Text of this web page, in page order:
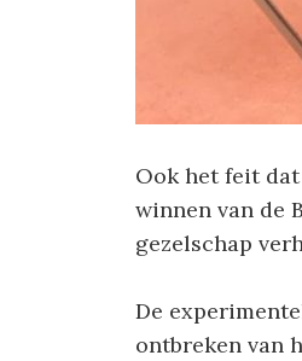
Ook het feit
winnen van de
gezelschap
De
ontbreken van